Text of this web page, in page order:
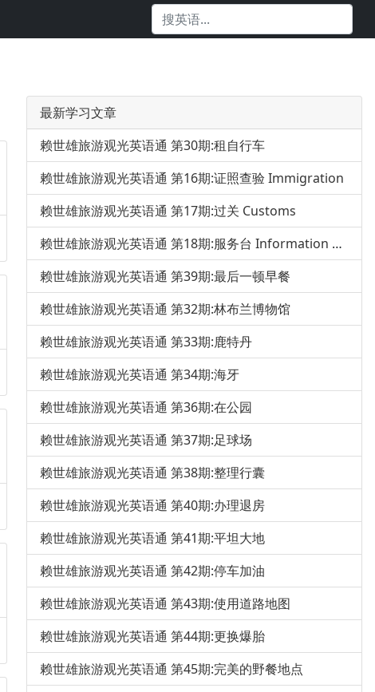
最新学习文章
赖世雄旅游观光英语通 第30期:租自行车
赖世雄旅游观光英语通 第16期:证照查验 Immigration
赖世雄旅游观光英语通 第17期:过关 Customs
赖世雄旅游观光英语通 第18期:服务台 Information Desk
赖世雄旅游观光英语通 第39期:最后一顿早餐
赖世雄旅游观光英语通 第32期:林布兰博物馆
赖世雄旅游观光英语通 第33期:鹿特丹
赖世雄旅游观光英语通 第34期:海牙
赖世雄旅游观光英语通 第36期:在公园
赖世雄旅游观光英语通 第37期:足球场
赖世雄旅游观光英语通 第38期:整理行囊
赖世雄旅游观光英语通 第40期:办理退房
赖世雄旅游观光英语通 第41期:平坦大地
赖世雄旅游观光英语通 第42期:停车加油
赖世雄旅游观光英语通 第43期:使用道路地图
赖世雄旅游观光英语通 第44期:更换爆胎
赖世雄旅游观光英语通 第45期:完美的野餐地点